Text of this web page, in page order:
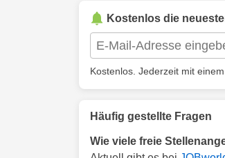
Kostenlos die
Kostenlos. Jederzeit mit
Häufig gestellte Fragen
Wie viele freie